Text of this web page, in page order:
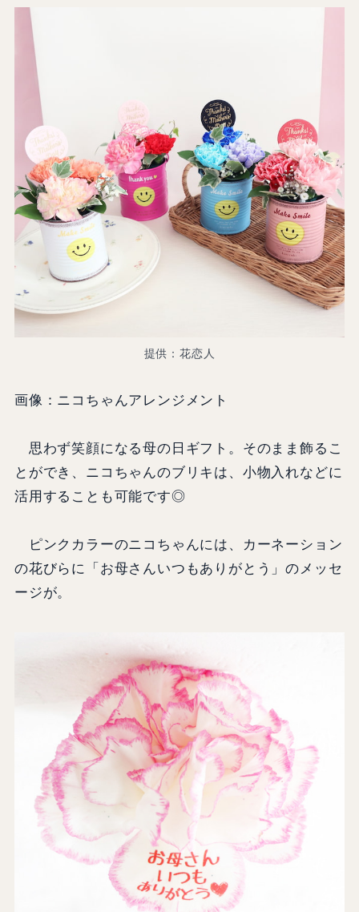
提供：花恋人
画像：ニコちゃんアレンジメント
思わず笑顔になる母の日ギフト。そのまま飾るこ
とができ、ニコちゃんのブリキは、小物入れなどに
活用することも可能です◎
ピンクカラーのニコちゃんには、カーネーション
の花びらに「お母さんいつもありがとう」のメッセ
ージが。